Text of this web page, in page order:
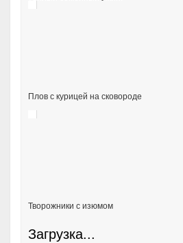
Плов с курицей на сковороде
Творожники с изюмом
Загрузка...